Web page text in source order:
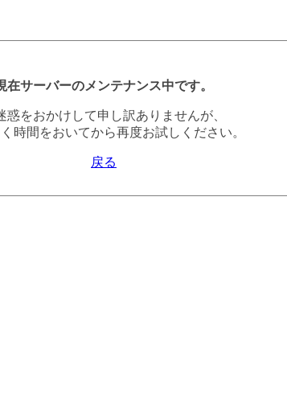
在サーバーのメンテナンス中です。
惑をおかけして申し訳ありませんが、
時間をおいてから再度お試しください。
戻る